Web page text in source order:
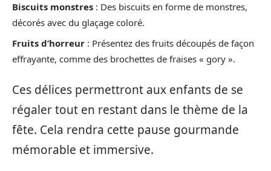
Biscuits monstres : Des biscuits en forme de monstres,
décorés avec du glaçage coloré.
Fruits d’horreur : Présentez des fruits découpés de façon
effrayante, comme des brochettes de fraises « gory ».
Ces délices permettront aux enfants de se
régaler tout en restant dans le thème de la
fête. Cela rendra cette pause gourmande
mémorable et immersive.